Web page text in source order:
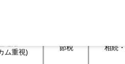
ム重視)
節税 相続